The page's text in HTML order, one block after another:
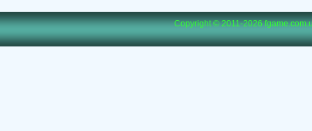
Copyright © 2011-2026